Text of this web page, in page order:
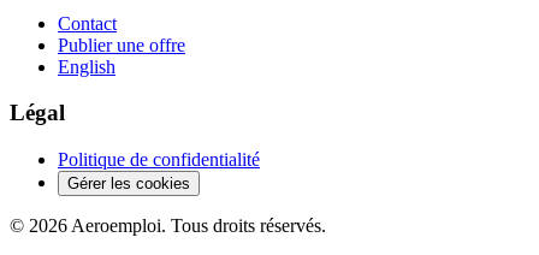
Contact
Publier une offre
English
Légal
Politique de confidentialité
Gérer les cookies
© 2026 Aeroemploi. Tous droits réservés.